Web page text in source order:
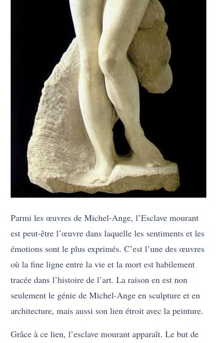
Parmi les œuvres de Michel-Ange, l’Esclave mourant
est peut-être l’œuvre dans laquelle les sentiments et les
émotions sont le plus exprimés. C’est l’une des œuvres
où la fine ligne entre la vie et la mort est habilement
tracée dans l’histoire de l’art. La raison en est non
seulement le génie de Michel-Ange en sculpture et en
architecture, mais aussi son lien étroit avec la peinture.
Grâce à ce lien, l’esclave mourant apparaît. Le but de